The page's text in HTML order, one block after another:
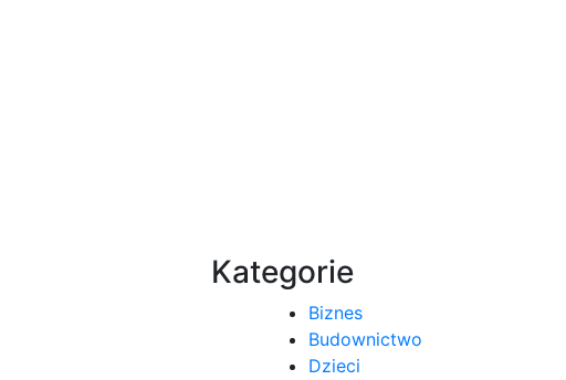
Kategorie
Biznes
Budownictwo
Dzieci